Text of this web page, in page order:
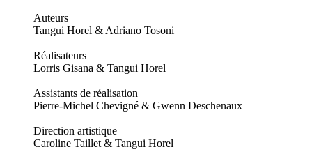
Auteurs
Tangui Horel & Adriano Tosoni
Réalisateurs
Lorris Gisana & Tangui Horel
Assistants de réalisation
Pierre-Michel Chevigné & Gwenn Deschenaux
Direction artistique
Caroline Taillet & Tangui Horel